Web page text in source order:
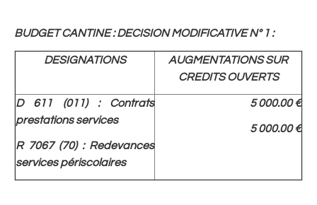
BUDGET CANTINE : DECISION MODIFICATIVE N° 1 :
DESIGNATIONS
AUGMENTATIONS SUR
CREDITS OUVERTS
D 611 (011) : Contrats
prestations services
R 7067 (70) : Redevances
services périscolaires
5 000.00 €
5 000.00 €